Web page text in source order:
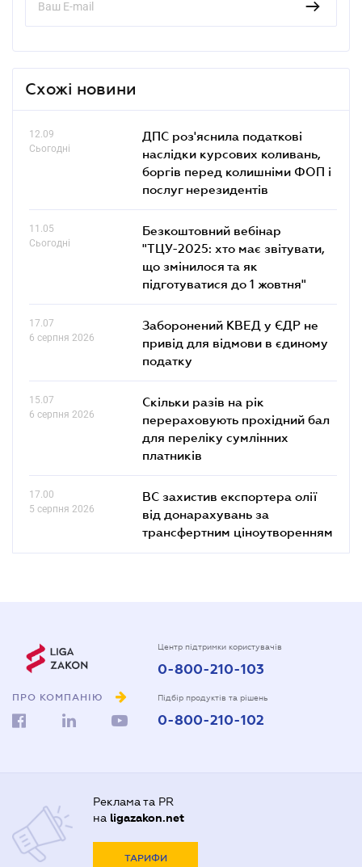
Схожі новини
12.09
Сьогодні
ДПС роз'яснила податкові
наслідки курсових коливань,
боргів перед колишніми ФОП і
послуг нерезидентів
11.05
Сьогодні
Безкоштовний вебінар
"ТЦУ-2025: хто має звітувати,
що змінилося та як
підготуватися до 1 жовтня"
17.07
6 серпня 2026
Заборонений КВЕД у ЄДР не
привід для відмови в єдиному
податку
15.07
6 серпня 2026
Скільки разів на рік
перераховують прохідний бал
для переліку сумлінних
платників
17.00
5 серпня 2026
ВС захистив експортера олії
від донарахувань за
трансфертним ціноутворенням
ПРО КОМПАНІЮ
Центр підтримки користувачів
0-800-210-103
Підбір продуктів та рішень
0-800-210-102
Реклама та PR
на ligazakon.net
ТАРИФИ